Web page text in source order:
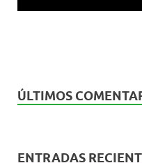
ÚLTIMOS
ENTRADAS